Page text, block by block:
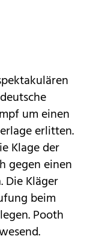
um einen
erlitten.
Klage der
gegen einen
Die Kläger
beim
Pooth